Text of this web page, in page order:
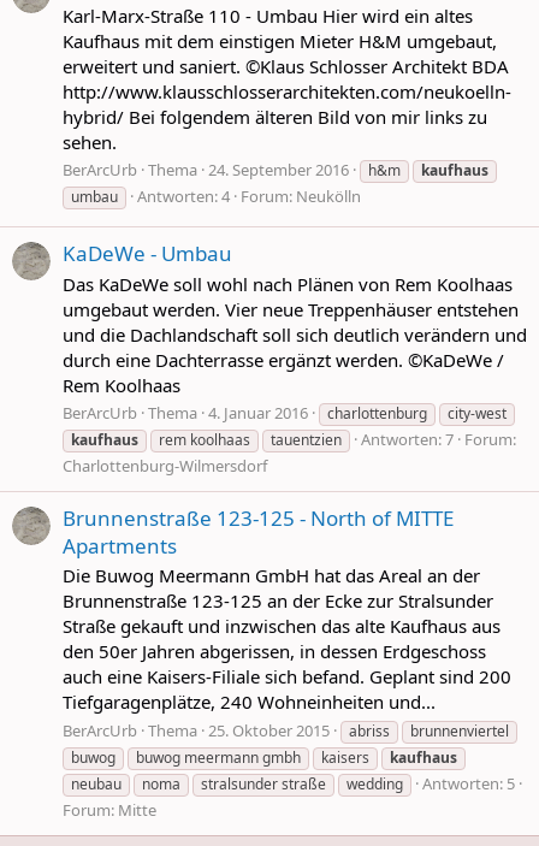
Karl-Marx-Straße 110 - Umbau Hier wird ein altes
Kaufhaus mit dem einstigen Mieter H&M umgebaut,
erweitert und saniert. ©Klaus Schlosser Architekt BDA
http://www.klausschlosserarchitekten.com/neukoelln-
hybrid/ Bei folgendem älteren Bild von mir links zu
sehen.
BerArcUrb Thema 24. September 2016 h&m
kaufhaus
umbau
Antworten: 4 Forum: Neukölln
KaDeWe - Umbau
Das KaDeWe soll wohl nach Plänen von Rem Koolhaas
umgebaut werden. Vier neue Treppenhäuser entstehen
und die Dachlandschaft soll sich deutlich verändern und
durch eine Dachterrasse ergänzt werden. ©KaDeWe /
Rem Koolhaas
BerArcUrb Thema 4. Januar 2016 charlottenburg
city-west
kaufhaus
rem koolhaas tauentzien Antworten: 7 Forum:
Charlottenburg-Wilmersdorf
Brunnenstraße 123-125 - North of MITTE
Apartments
Die Buwog Meermann GmbH hat das Areal an der
Brunnenstraße 123-125 an der Ecke zur Stralsunder
Straße gekauft und inzwischen das alte Kaufhaus aus
den 50er Jahren abgerissen, in dessen Erdgeschoss
auch eine Kaisers-Filiale sich befand. Geplant sind 200
Tiefgaragenplätze, 240 Wohneinheiten und...
BerArcUrb Thema 25. Oktober 2015 abriss
brunnenviertel
buwog
buwog meermann gmbh kaisers
kaufhaus
neubau
noma stralsunder straße wedding
Antworten: 5
Forum: Mitte